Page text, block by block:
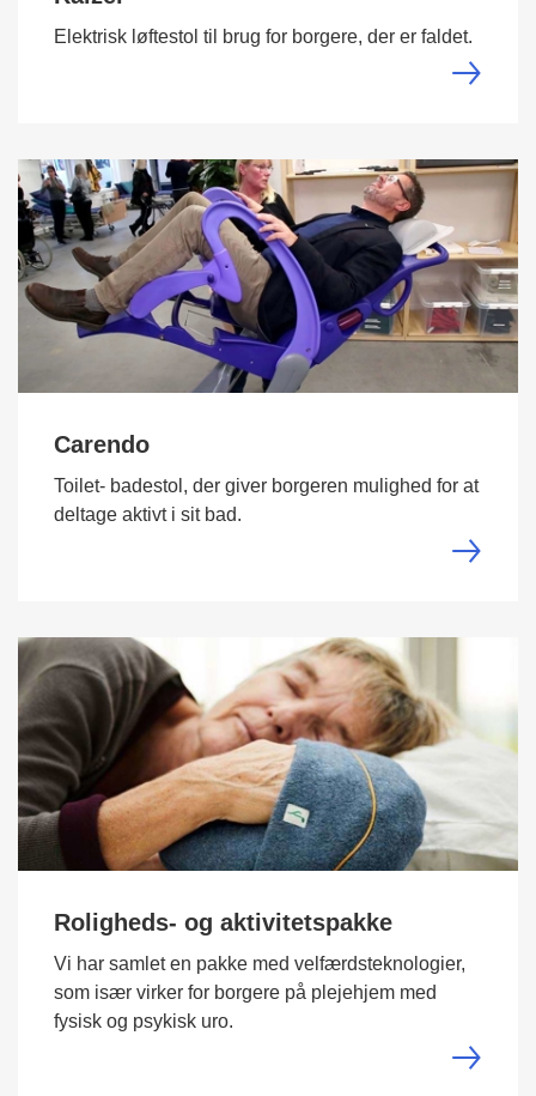
Elektrisk løftestol til brug for borgere, der er faldet.
Carendo
Toilet- badestol, der giver borgeren mulighed for at
deltage aktivt i sit bad.
Roligheds- og aktivitetspakke
Vi har samlet en pakke med velfærdsteknologier,
som især virker for borgere på plejehjem med
fysisk og psykisk uro.